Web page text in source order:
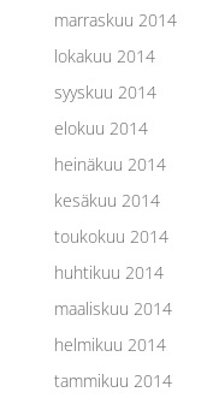
marraskuu 2014
lokakuu 2014
syyskuu 2014
elokuu 2014
heinäkuu 2014
kesäkuu 2014
toukokuu 2014
huhtikuu 2014
maaliskuu 2014
helmikuu 2014
tammikuu 2014